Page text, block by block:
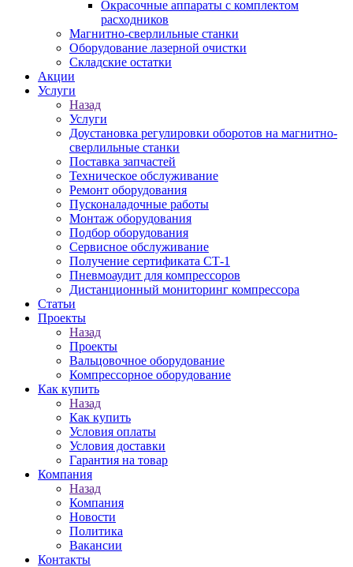
Окрасочные аппараты с комплектом
расходников
Магнитно-сверлильные станки
Оборудование лазерной очистки
Складские остатки
Акции
Услуги
Назад
Услуги
Доустановка регулировки оборотов на магнитно-
сверлильные станки
Поставка запчастей
Техническое обслуживание
Ремонт оборудования
Пусконаладочные работы
Монтаж оборудования
Подбор оборудования
Сервисное обслуживание
Получение сертификата СТ-1
Пневмоаудит для компрессоров
Дистанционный мониторинг компрессора
Статьи
Проекты
Назад
Проекты
Вальцовочное оборудование
Компрессорное оборудование
Как купить
Назад
Как купить
Условия оплаты
Условия доставки
Гарантия на товар
Компания
Назад
Компания
Новости
Политика
Вакансии
Контакты